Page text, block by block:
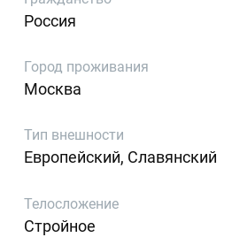
Россия
Город проживания
Москва
Тип внешности
Европейский, Славянский
Телосложение
Стройное